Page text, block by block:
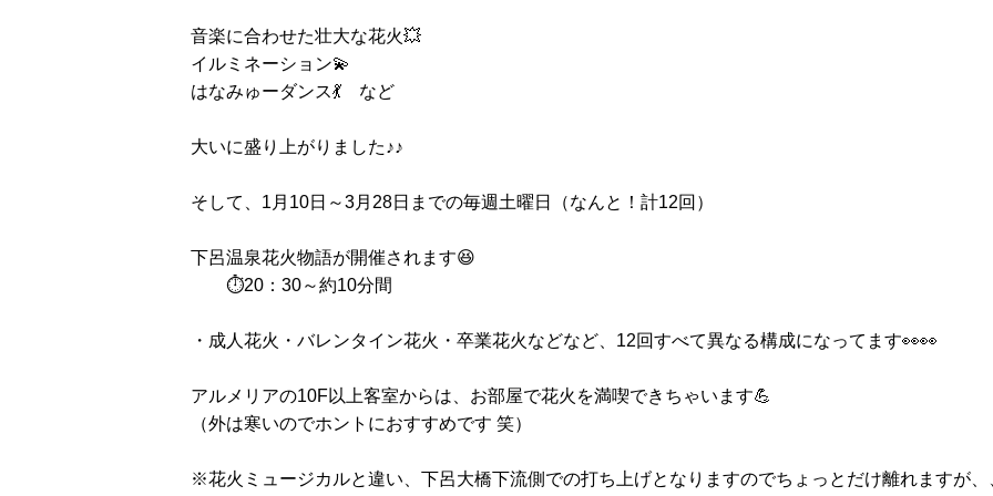
音楽に合わせた壮大な花火💥
イルミネーション💫
はなみゅーダンス💃 など
大いに盛り上がりました♪♪
そして、1月10日～3月28日までの毎週土曜日（なんと！計12回）
下呂温泉花火物語が開催されます😆
⏱20：30～約10分間
・成人花火・バレンタイン花火・卒業花火などなど、12回すべて異なる構成になってます👀👀
アルメリアの10F以上客室からは、お部屋で花火を満喫できちゃいます💪
（外は寒いのでホントにおすすめです 笑）
※花火ミュージカルと違い、下呂大橋下流側での打ち上げとなりますのでちょっとだけ離れますが